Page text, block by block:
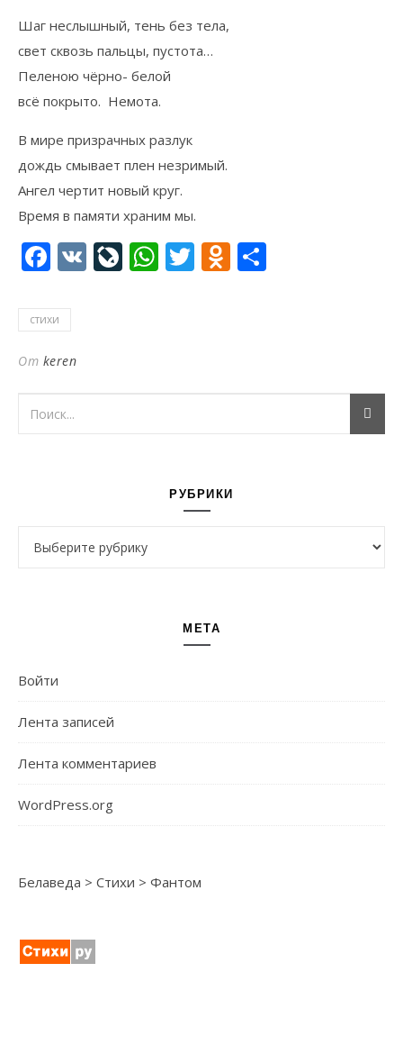
Шаг неслышный, тень без тела,
свет сквозь пальцы, пустота…
Пеленою чёрно- белой
всё покрыто. Немота.
В мире призрачных разлук
дождь смывает плен незримый.
Ангел чертит новый круг.
Время в памяти храним мы.
Facebook
VK LiveJournal
WhatsApp
Twitter
стихи
От keren
РУБРИКИ
МЕТА
Войти
Лента записей
Лента комментариев
WordPress.org
Белаведа > Стихи > Фантом